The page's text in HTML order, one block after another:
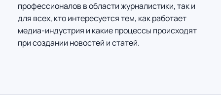
профессионалов в области журналистики, так и
для всех, кто интересуется тем, как работает
медиа-индустрия и какие процессы происходят
при создании новостей и статей.